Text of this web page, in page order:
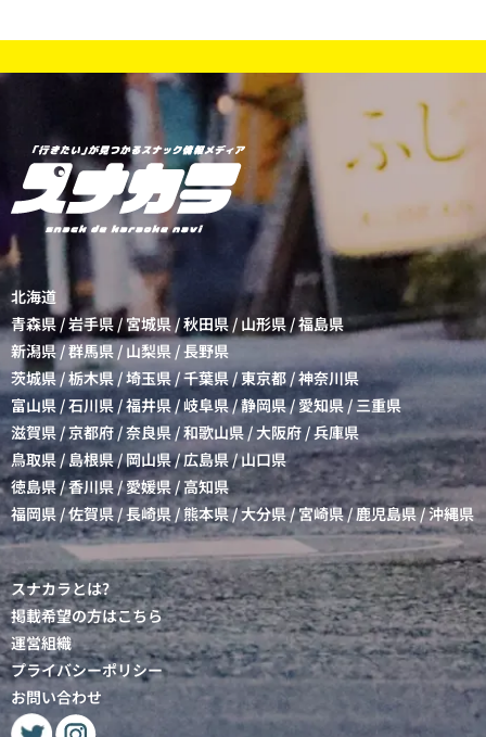
北海道
青森県/岩手県/宮城県/秋田県 / 山形県/福島県
新潟県/群馬県 / 山梨県 /長野県
茨城県 /栃木県/埼玉県/千葉県/東京都 /神奈川県
富山県 /石川県 /福井県/岐阜県/静岡県/愛知県/三重県
滋賀県/京都府/奈良県 /和歌山県/大阪府 /兵庫県
鳥取県 / 島根県/岡山県/広島県/山口県
徳島県/香川県/愛媛県 /高知県
福岡県 /佐賀県 /長崎県/熊本県/大分県/宮崎県/鹿児島県/沖縄県
スナカラとは?
掲載希望の方はこちら
運営組織
プライバシーポリシー
お問い合わせ